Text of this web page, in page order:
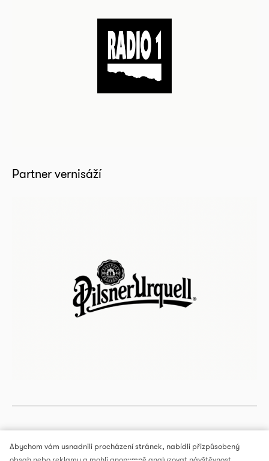
Partner vernisáží
Abychom vám usnadnili procházení stránek, nabídli přizpůsobený